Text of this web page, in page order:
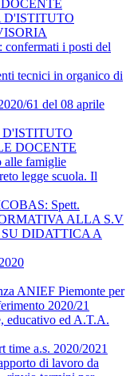
i posti del
tecnici in organico di
61 del 08 aprile
DOCENTE
alle famiglie
legge scuola. Il
Spett.
ALLA S.V
DIDATTICA A
ANIEF Piemonte per
2020/21
educativo ed A.T.A.
time a.s. 2020/2021
di lavoro da